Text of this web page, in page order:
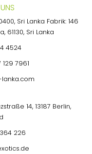
Sri Lanka Fabrik: 146
61130, Sri Lanka
4524
7961
14, 13187 Berlin,
226